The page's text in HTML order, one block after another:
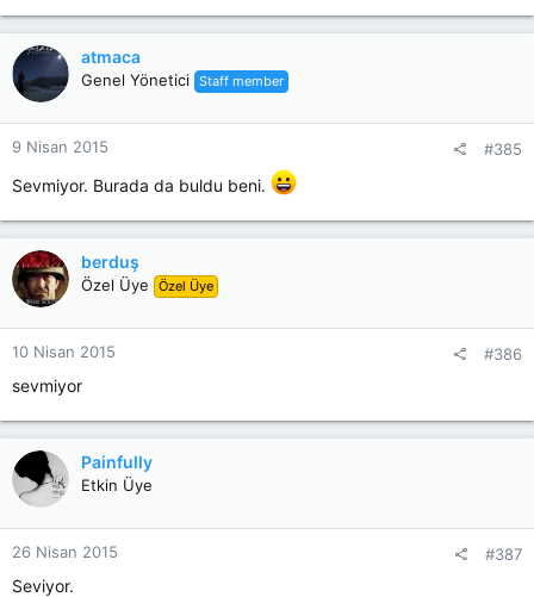
atmaca
Genel Yönetici Staff member
9 Nisan 2015 #385
Sevmiyor. Burada da buldu beni.
berduş
Özel Üye Özel Üye
10 Nisan 2015 #386
sevmiyor
Painfully
Etkin Üye
26 Nisan 2015 #387
Seviyor.